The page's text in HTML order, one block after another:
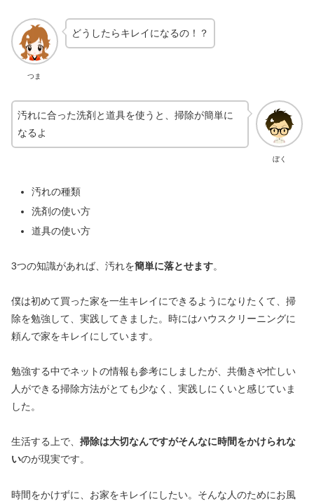
つま
どうしたらキレイになるの！？
ぼく
汚れに合った洗剤と道具を使うと、掃除が簡単に
なるよ
汚れの種類
洗剤の使い方
道具の使い方
3つの知識があれば、汚れを簡単に落とせます。
僕は初めて買った家を一生キレイにできるようになりたくて、掃
除を勉強して、実践してきました。時にはハウスクリーニングに
頼んで家をキレイにしています。
勉強する中でネットの情報も参考にしましたが、共働きや忙しい
人ができる掃除方法がとても少なく、実践しにくいと感じていま
した。
生活する上で、 掃除は大切なんですがそんなに時間をかけられな
いのが現実です。
時間をかけずに、お家をキレイにしたい。そんな人のためにお風